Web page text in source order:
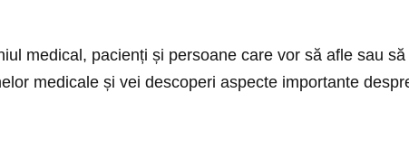
medical, pacienți și persoane care vor să afle sau
medicale și vei descoperi aspecte importante